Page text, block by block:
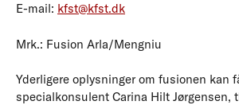
E-mail: kfst@kfst.dk
Mrk.: Fusion Arla/Mengniu
Yderligere oplysninger om fusionen kan
specialkonsulent Carina Hilt Jørgensen,